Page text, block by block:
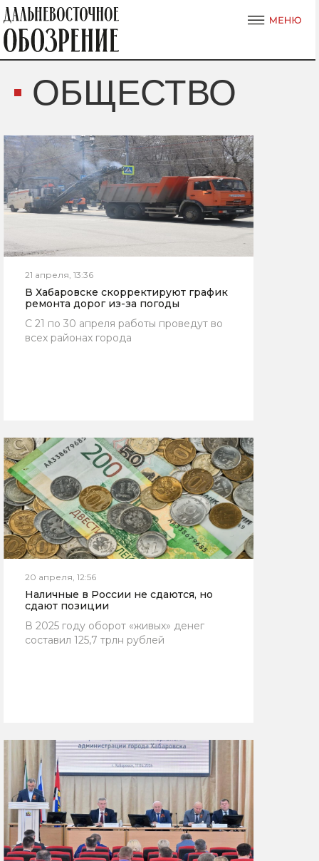
ОБЩЕСТВО
21 апреля, 13:36
В Хабаровске скорректируют график
ремонта дорог из-за погоды
С 21 по 30 апреля работы проведут во
всех районах города
20 апреля, 12:56
Наличные в России не сдаются, но
сдают позиции
В 2025 году оборот «живых» денег
составил 125,7 трлн рублей